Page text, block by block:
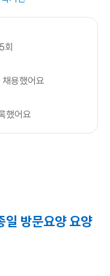
회
용했어요
했어요
방문요양 요양